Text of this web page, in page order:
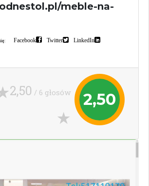
meble-na-
Facebook Twitter LinkedIn
2,50
2,50 / 6 głosów